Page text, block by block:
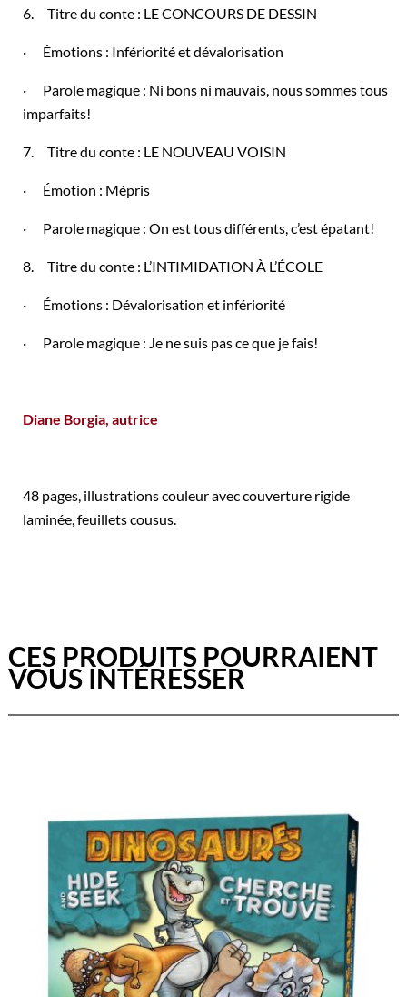
6. Titre du conte : LE CONCOURS DE DESSIN
· Émotions : Infériorité et dévalorisation
· Parole magique : Ni bons ni mauvais, nous sommes tous
imparfaits!
7. Titre du conte : LE NOUVEAU VOISIN
· Émotion : Mépris
· Parole magique : On est tous différents, c’est épatant!
8. Titre du conte : L’INTIMIDATION À L’ÉCOLE
· Émotions : Dévalorisation et infériorité
· Parole magique : Je ne suis pas ce que je fais!
Diane Borgia, autrice
48 pages, illustrations couleur avec couverture rigide
laminée, feuillets cousus.
CES PRODUITS POURRAIENT
VOUS INTÉRESSER